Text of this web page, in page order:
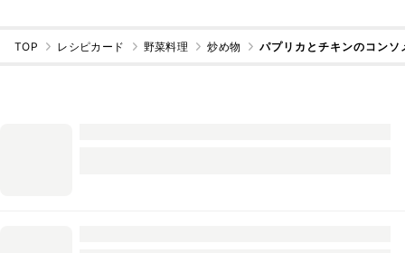
TOP レシピカード 野菜料理 炒め物 パプリカとチキンのコン